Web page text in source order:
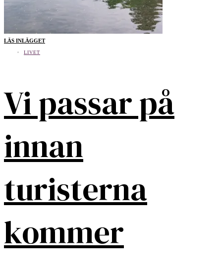
LÄS INLÄGGET
LIVET
Vi passar på
innan
turisterna
kommer